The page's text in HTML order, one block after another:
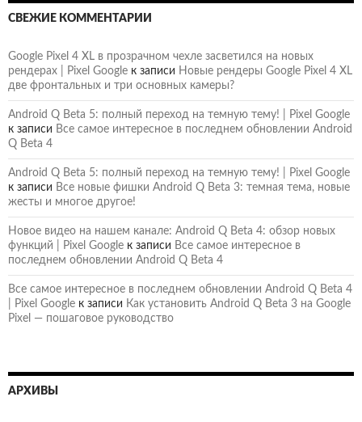
СВЕЖИЕ КОММЕНТАРИИ
Google Pixel 4 XL в прозрачном чехле засветился на новых
рендерах | Pixel Google к записи Новые рендеры Google Pixel 4 XL
две фронтальных и три основных камеры?
Android Q Beta 5: полный переход на темную тему! | Pixel Google
к записи Все самое интересное в последнем обновлении Android
Q Beta 4
Android Q Beta 5: полный переход на темную тему! | Pixel Google
к записи Все новые фишки Android Q Beta 3: темная тема, новые
жесты и многое другое!
Новое видео на нашем канале: Android Q Beta 4: обзор новых
функций | Pixel Google к записи Все самое интересное в
последнем обновлении Android Q Beta 4
Все самое интересное в последнем обновлении Android Q Beta 4
| Pixel Google к записи Как установить Android Q Beta 3 на Google
Pixel — пошаговое руководство
АРХИВЫ